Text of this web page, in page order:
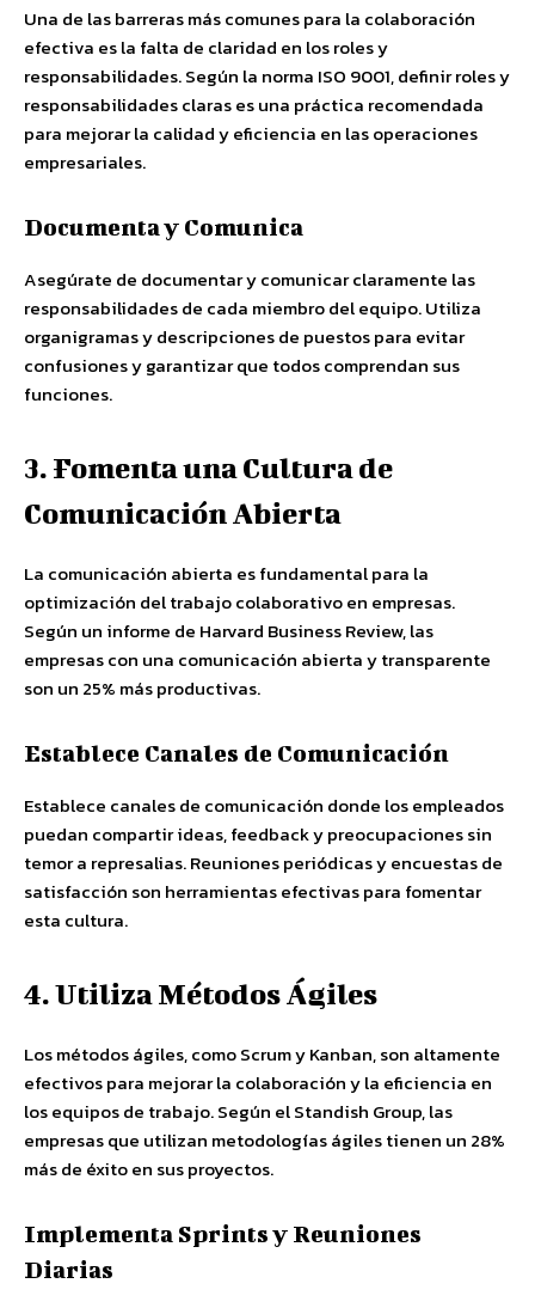
Una de las barreras más comunes para la colaboración
efectiva es la falta de claridad en los roles y
responsabilidades. Según la norma ISO 9001, definir roles y
responsabilidades claras es una práctica recomendada
para mejorar la calidad y eficiencia en las operaciones
empresariales.
Documenta y Comunica
Asegúrate de documentar y comunicar claramente las
responsabilidades de cada miembro del equipo. Utiliza
organigramas y descripciones de puestos para evitar
confusiones y garantizar que todos comprendan sus
funciones.
3. Fomenta una Cultura de
Comunicación Abierta
La comunicación abierta es fundamental para la
optimización del trabajo colaborativo en empresas.
Según un informe de Harvard Business Review, las
empresas con una comunicación abierta y transparente
son un 25% más productivas.
Establece Canales de Comunicación
Establece canales de comunicación donde los empleados
puedan compartir ideas, feedback y preocupaciones sin
temor a represalias. Reuniones periódicas y encuestas de
satisfacción son herramientas efectivas para fomentar
esta cultura.
4. Utiliza Métodos Ágiles
Los métodos ágiles, como Scrum y Kanban, son altamente
efectivos para mejorar la colaboración y la eficiencia en
los equipos de trabajo. Según el Standish Group, las
empresas que utilizan metodologías ágiles tienen un 28%
más de éxito en sus proyectos.
Implementa Sprints y Reuniones
Diarias